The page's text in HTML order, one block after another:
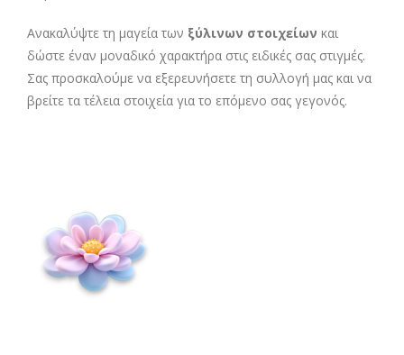
Ανακαλύψτε τη μαγεία των ξύλινων στοιχείων και
δώστε έναν μοναδικό χαρακτήρα στις ειδικές σας στιγμές.
Σας προσκαλούμε να εξερευνήσετε τη συλλογή μας και να
βρείτε τα τέλεια στοιχεία για το επόμενο σας γεγονός.